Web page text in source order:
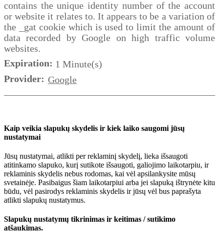
contains the unique identity number of the account
or website it relates to. It appears to be a variation of
the _gat cookie which is used to limit the amount of
data recorded by Google on high traffic volume
websites.
Expiration: 1 Minute(s)
Provider: Google
Kaip veikia slapukų skydelis ir kiek laiko saugomi jūsų
nustatymai
Jūsų nustatymai, atlikti per reklaminį skydelį, lieka išsaugoti
atitinkamo slapuko, kurį sutikote išsaugoti, galiojimo laikotarpiu, ir
reklaminis skydelis nebus rodomas, kai vėl apsilankysite mūsų
svetainėje. Pasibaigus šiam laikotarpiui arba jei slapuką ištrynėte kitu
būdu, vėl pasirodys reklaminis skydelis ir jūsų vėl bus paprašyta
atlikti slapukų nustatymus.
Slapukų nustatymų tikrinimas ir keitimas / sutikimo
atšaukimas.